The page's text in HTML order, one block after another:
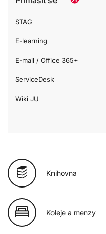
STAG
E-learning
E-mail / Office 365+
ServiceDesk
Wiki JU
Knihovna
Koleje a menzy